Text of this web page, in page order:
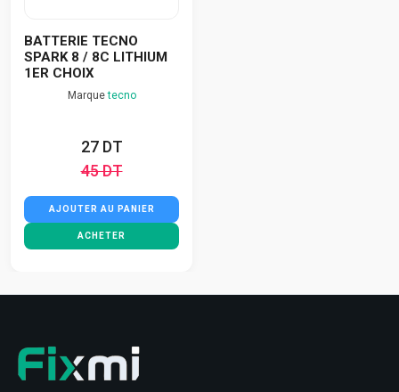
BATTERIE TECNO
SPARK 8 / 8C LITHIUM
1ER CHOIX
Marquetecno
27 DT
45 DT
AJOUTER AU PANIER
ACHETER